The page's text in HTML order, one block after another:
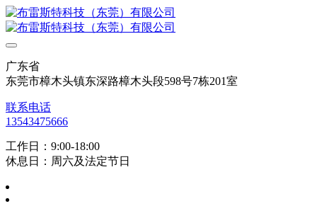
广东省
东莞市樟木头镇东深路樟木头段598号7栋201室
联系电话
13543475666
工作日：9:00-18:00
休息日：周六及法定节日